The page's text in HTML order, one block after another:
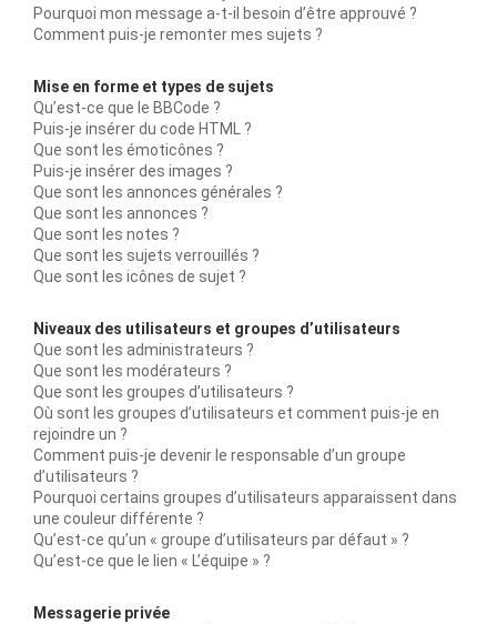
Pourquoi mon message a-t-il besoin d’être approuvé ?
Comment puis-je remonter mes sujets ?
Mise en forme et types de sujets
Qu’est-ce que le BBCode ?
Puis-je insérer du code HTML ?
Que sont les émoticônes ?
Puis-je insérer des images ?
Que sont les annonces générales ?
Que sont les annonces ?
Que sont les notes ?
Que sont les sujets verrouillés ?
Que sont les icônes de sujet ?
Niveaux des utilisateurs et groupes d’utilisateurs
Que sont les administrateurs ?
Que sont les modérateurs ?
Que sont les groupes d’utilisateurs ?
Où sont les groupes d’utilisateurs et comment puis-je en
rejoindre un ?
Comment puis-je devenir le responsable d’un groupe
d’utilisateurs ?
Pourquoi certains groupes d’utilisateurs apparaissent dans
une couleur différente ?
Qu’est-ce qu’un « groupe d’utilisateurs par défaut » ?
Qu’est-ce que le lien « L’équipe » ?
Messagerie privée